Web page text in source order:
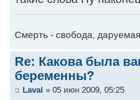
Смерть - свобода,
Re: Какова была
беременны?
Laval » 05 июн 2009, 05:25